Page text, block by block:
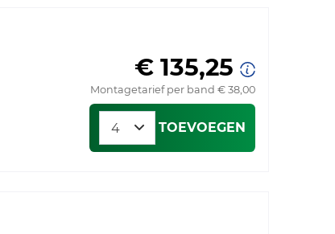
€ 135,25
Montagetarief per band € 38,00
TOEVOEGEN